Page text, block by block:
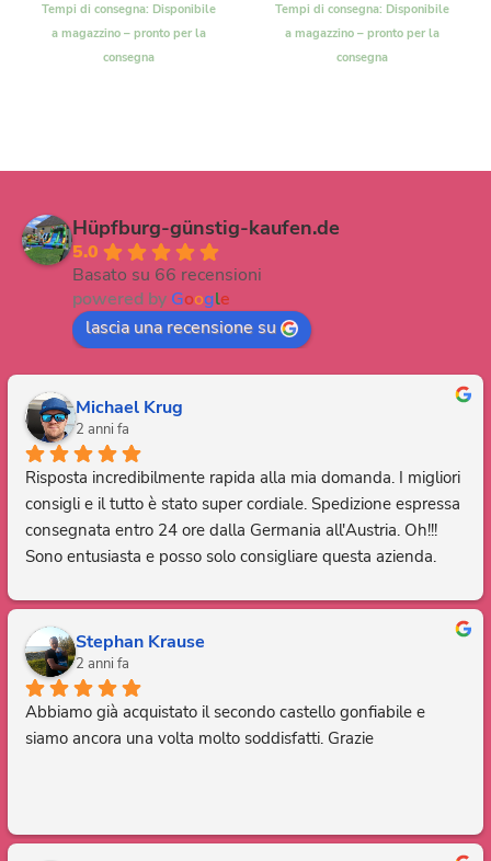
Tempi di consegna: Disponibile
a magazzino – pronto per la
consegna
Tempi di consegna: Disponibile
a magazzino – pronto per la
consegna
Hüpfburg-günstig-kaufen.de
5.0
Basato su 66 recensioni
powered by Google
lascia una recensione su
Michael Krug
2 anni fa
Risposta incredibilmente rapida alla mia domanda. I migliori
consigli e il tutto è stato super cordiale. Spedizione espressa
consegnata entro 24 ore dalla Germania all'Austria. Oh!!!
Sono entusiasta e posso solo consigliare questa azienda.
Stephan Krause
2 anni fa
Abbiamo già acquistato il secondo castello gonfiabile e
siamo ancora una volta molto soddisfatti. Grazie